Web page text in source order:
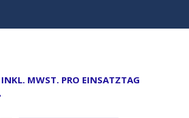
INKL. MWST. PRO EINSATZTAG